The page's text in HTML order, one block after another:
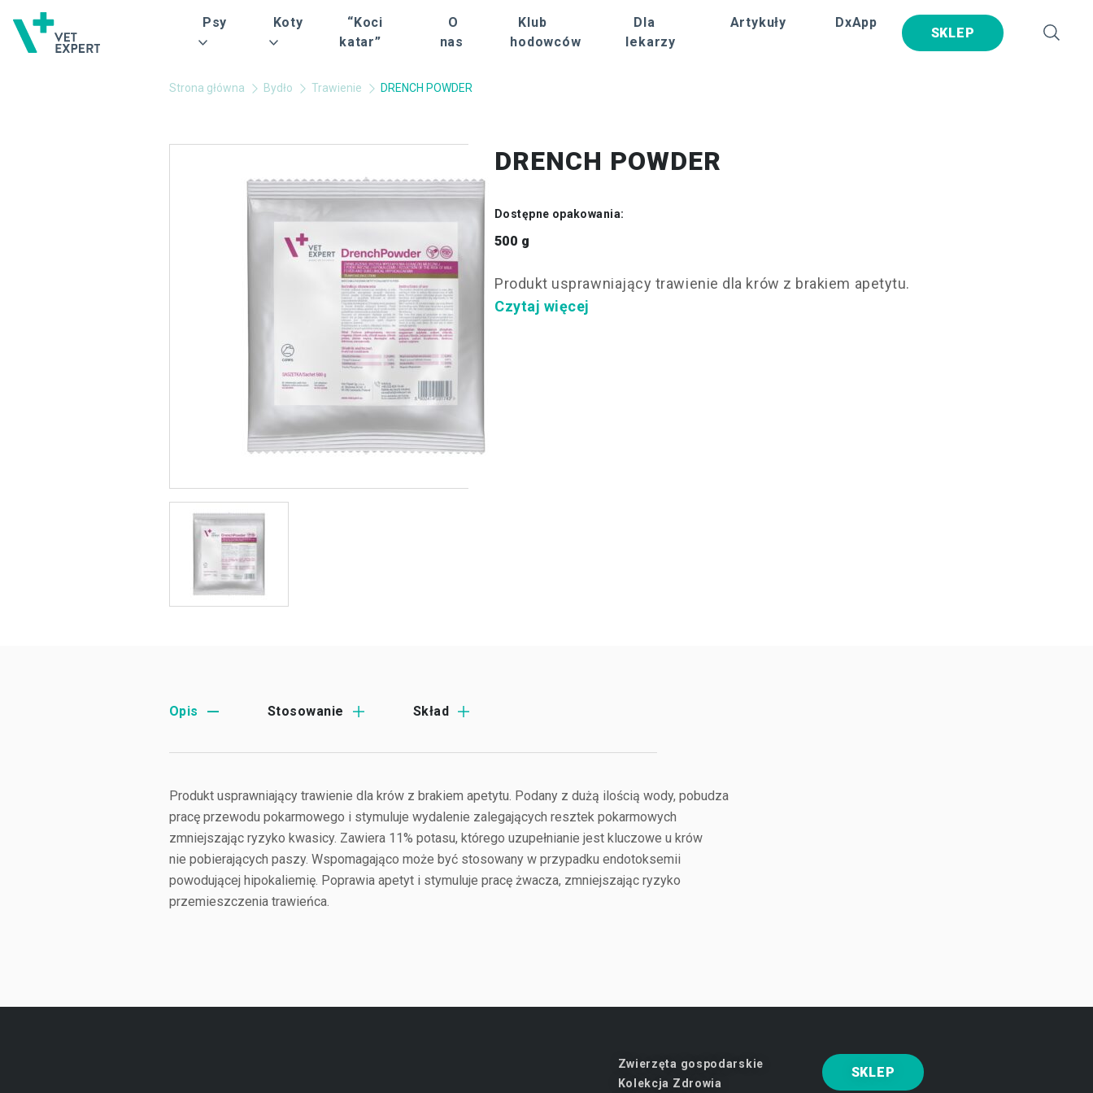
Psy Koty
“Koci
katar”
O
nas
Klub
hodowców
Dla
lekarzy
Artykuły DxApp
SKLEP
Strona główna Bydło Trawienie DRENCH POWDER
DRENCH POWDER
Dostępne opakowania:
500 g
Produkt usprawniający trawienie dla krów z brakiem apetytu.
Czytaj więcej
Opis Stosowanie Skład
Produkt usprawniający trawienie dla krów z brakiem apetytu. Podany z dużą ilością wody, pobudza
pracę przewodu pokarmowego i stymuluje wydalenie zalegających resztek pokarmowych
zmniejszając ryzyko kwasicy. Zawiera 11% potasu, którego uzupełnianie jest kluczowe u krów
nie pobierających paszy. Wspomagająco może być stosowany w przypadku endotoksemii
powodującej hipokaliemię. Poprawia apetyt i stymuluje pracę żwacza, zmniejszając ryzyko
przemieszczenia trawieńca.
Zwierzęta gospodarskie
Kolekcja Zdrowia
SKLEP